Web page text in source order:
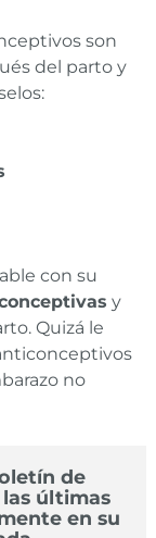
son
del parto y
con su
y
Quizá le
no
de
últimas
en su